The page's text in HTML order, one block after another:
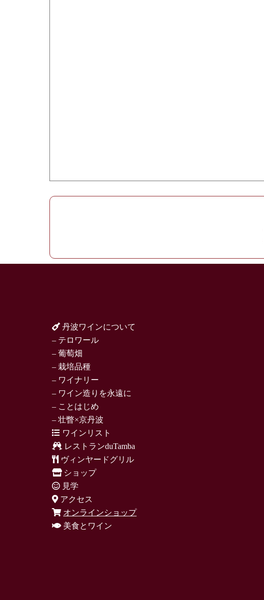
丹波ワインについて
– テロワール
– 葡萄畑
– 栽培品種
– ワイナリー
– ワイン造りを永遠に
– ことはじめ
– 壮瞥×京丹波
ワインリスト
レストランduTamba
ヴィンヤードグリル
ショップ
見学
アクセス
オンラインショップ
美食とワイン